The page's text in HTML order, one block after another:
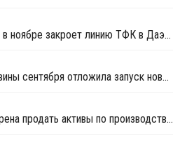
Hanwha General Chemical в ноябре закроет линию ТФК в Даэсане
Reliance до первой половины сентября отложила запуск нового завода МЭГ в Джамнагаре
Mitsubishi Chemical намерена продать активы по производству ТФК в Китае и Индии